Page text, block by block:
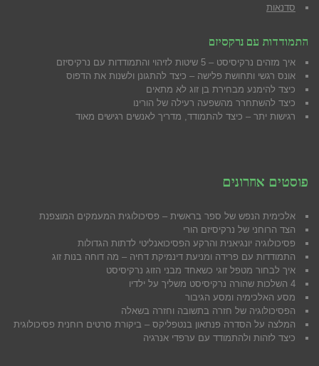
סדנאות
התמודדות עם נרקסיזם
איך מזהים נרקיסיסט – 5 שיטות לזיהוי והתמודדות עם נרקיסיזם
אונס רגשי ותחושת פלישה – כיצד להתגונן ולשנות את הדפוס
כיצד להימנע מבחירת בן זוג לא מתאים
כיצד להשתחרר מהשפעה רעילה של הורינו
רגישות יתר – כיצד להתמודד, מדריך לאנשים רגישים מאוד
פוסטים אחרונים
אלכימית הנפש של ספר בראשית – פסיכולוגית המעמקים המוצפנת
הצד הרוחני של נרקיסיזם הורי
פסיכולוגיה יונגיאנית והרקע הפסיכואנליטי לדתות הגדולות
התמודדות עם פרידה ומניעת דינמיקת דחיה – מה דוחה בנות זוג
איך לבחור מטפל זוגי כשאחד מבני הזוג נרקיסיסט
4 השלכות שהורה נרקיסיסט משליך על ילדיו
מסע האלכימיה ומסע הגיבור
הפסיכולוגיה של חזרה בתשובה וחזרה בשאלה
המלצה על הסדרה פנתאון בנטפליקס – ביקורת סרטים רוחנית פסיכולוגית
כיצד לזהות ולהתמודד עם ערפדי אנרגיה